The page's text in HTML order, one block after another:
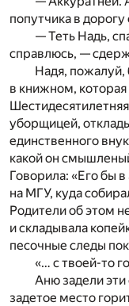
попутчика в
— Теть Надь,
справлюсь, —
Надя,
в книжном,
уборщицей,
единственного
какой он
Говорила: «Его бы
на МГУ, куда
Родители об этом
и складывала
песочные следы
«… с твоей-то
Аню задели эти
задетое место